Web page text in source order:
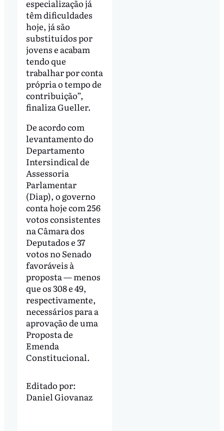
especialização já
têm dificuldades
hoje, já são
substituídos por
jovens e acabam
tendo que
trabalhar por conta
própria o tempo de
contribuição”,
finaliza Gueller.
De acordo com
levantamento do
Departamento
Intersindical de
Assessoria
Parlamentar
(Diap), o governo
conta hoje com 256
votos consistentes
na Câmara dos
Deputados e 37
votos no Senado
favoráveis à
proposta — menos
que os 308 e 49,
respectivamente,
necessários para a
aprovação de uma
Proposta de
Emenda
Constitucional.
Editado por:
Daniel Giovanaz